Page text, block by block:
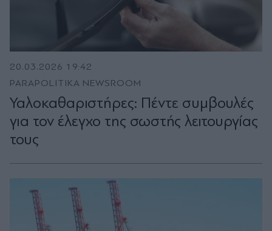
20.03.2026 19:42
PARAPOLITIKA NEWSROOM
Υαλοκαθαριστήρες: Πέντε συμβουλές
για τον έλεγχο της σωστής λειτουργίας
τους